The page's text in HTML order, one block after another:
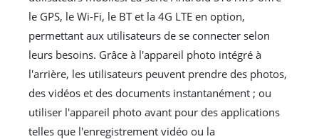
le GPS, le Wi-Fi, le BT et la 4G LTE en option,
permettant aux utilisateurs de se connecter selon
leurs besoins. Grâce à l'appareil photo intégré à
l'arrière, les utilisateurs peuvent prendre des photos,
des vidéos et des documents instantanément ; ou
utiliser l'appareil photo avant pour des applications
telles que l'enregistrement vidéo ou la